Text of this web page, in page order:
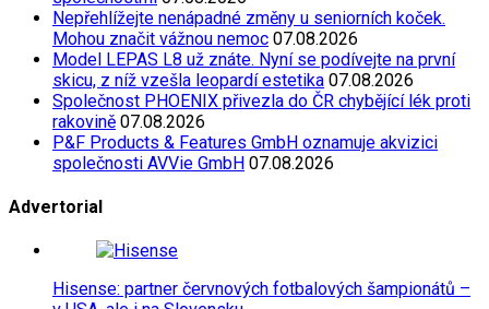
Nepřehlížejte nenápadné změny u seniorních koček.
Mohou značit vážnou nemoc 07.08.2026
Model LEPAS L8 už znáte. Nyní se podívejte na první
skicu, z níž vzešla leopardí estetika 07.08.2026
Společnost PHOENIX přivezla do ČR chybějící lék proti
rakovině 07.08.2026
P&F Products & Features GmbH oznamuje akvizici
společnosti AVVie GmbH 07.08.2026
Advertorial
Hisense: partner červnových fotbalových šampionátů –